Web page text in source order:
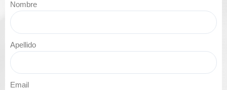
Nombre
Apellido
Email